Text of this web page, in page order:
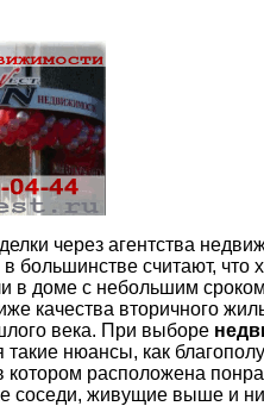
через агентства
большинстве считают, что
в доме с небольшим
качества вторичного
века. При выборе
нюансы, как
котором расположена
соседи, живущие выше и